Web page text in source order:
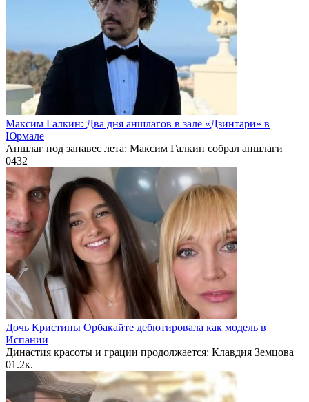
Максим Галкин: Два дня аншлагов в зале «Дзинтари» в
Юрмале
Аншлаг под занавес лета: Максим Галкин собрал аншлаги
0432
Дочь Кристины Орбакайте дебютировала как модель в
Испании
Династия красоты и грации продолжается: Клавдия Земцова
01.2к.